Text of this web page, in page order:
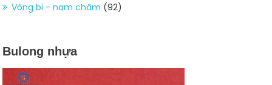
Vòng bi - nam châm (92)
Bulong nhựa